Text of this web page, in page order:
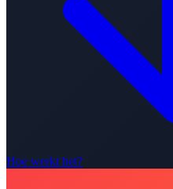
Hoe werkt het?